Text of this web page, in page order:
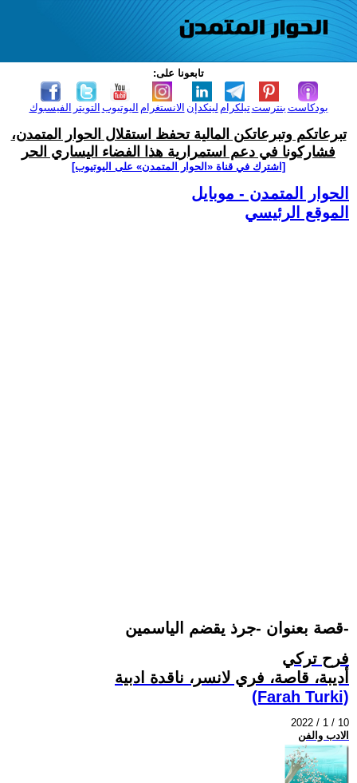
تابعونا على:
الفيسبوك التويتر اليوتيوب الانستغرام لينكدإن تيلكرامبنترست بودكاست
تبرعاتكم وتبرعاتكن المالية تحفظ استقلال الحوار المتمدن،
فشاركونا في دعم استمرارية هذا الفضاء اليساري الحر
[اشترك في قناة ‫«الحوار المتمدن» على اليوتيوب]
الحوار المتمدن - موبايل
الموقع الرئيسي
قصة بعنوان -جرذ يقضم الياسمين-
فرح تركي
أديبة، قاصة، فري لانسر، ناقدة ادبية
(Farah Turki)
2022 / 1 / 10
الادب والفن